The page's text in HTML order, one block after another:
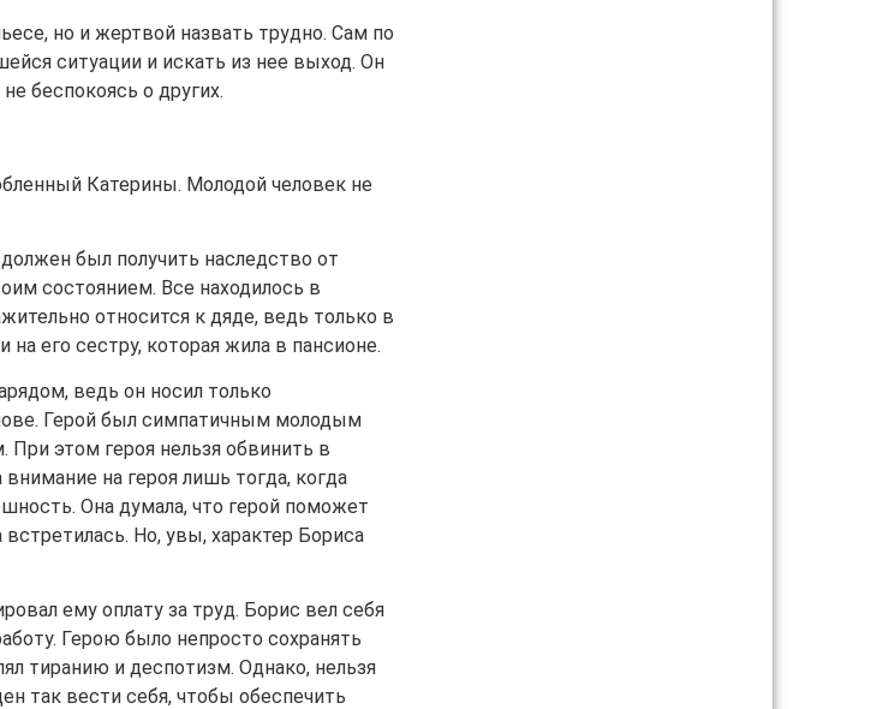
но и жертвой назвать трудно. Сам по
ситуации и искать из нее выход. Он
беспокоясь о других.
Катерины. Молодой человек не
был получить наследство от
состоянием. Все находилось в
относится к дяде, ведь только в
его сестру, которая жила в пансионе.
ведь он носил только
Герой был симпатичным молодым
этом героя нельзя обвинить в
на героя лишь тогда, когда
Она думала, что герой поможет
Но, увы, характер Бориса
ему оплату за труд. Борис вел себя
Герою было непросто сохранять
тиранию и деспотизм. Однако, нельзя
так вести себя, чтобы обеспечить